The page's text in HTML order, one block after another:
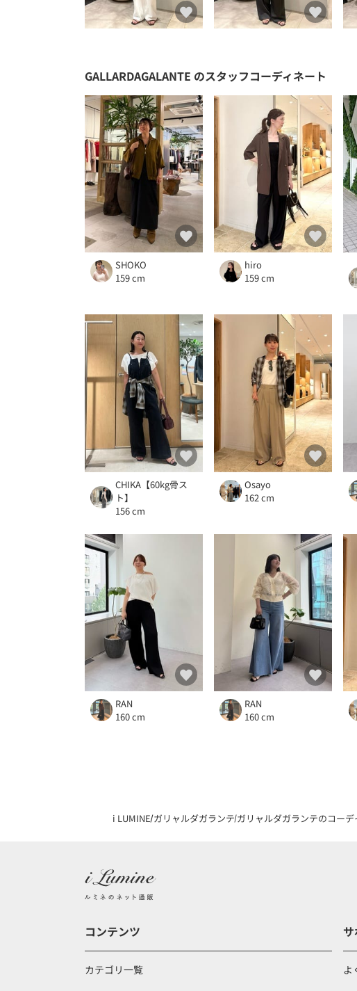
GALLARDAGALANTE のスタッフコーディネート
SHOKO
159 cm
hiro
159 cm
CHIKA【60kg骨ス
ト】
156 cm
Osayo
162 cm
RAN
160 cm
RAN
160 cm
i LUMINE ガリャルダガランテ ガリャルダガランテのコー
コンテンツ
カテゴリ一覧 よ